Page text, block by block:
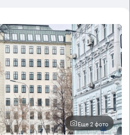
Еще 2 фото